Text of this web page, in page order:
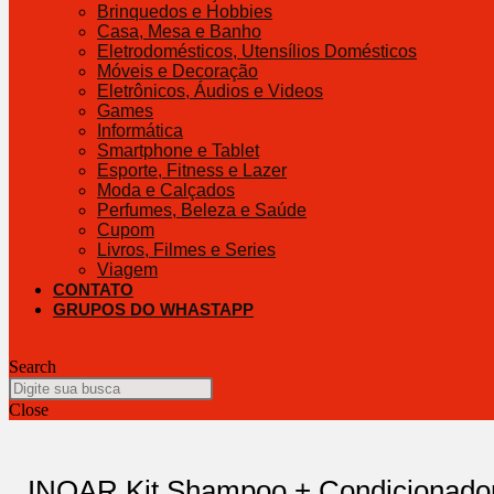
Brinquedos e Hobbies
Casa, Mesa e Banho
Eletrodomésticos, Utensílios Domésticos
Móveis e Decoração
Eletrônicos, Áudios e Videos
Games
Informática
Smartphone e Tablet
Esporte, Fitness e Lazer
Moda e Calçados
Perfumes, Beleza e Saúde
Cupom
Livros, Filmes e Series
Viagem
CONTATO
GRUPOS DO WHASTAPP
Search
Close